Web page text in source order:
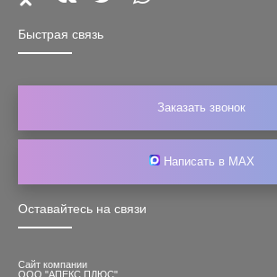
Оставайтесь на связи
Сайт компании
ООО "АПЕКС ПЛЮС"
Быстрая связь
Заказать звонок
Написать в MAX